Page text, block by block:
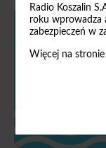
Radio Koszalin
roku wprowadza
zabezpieczeń w
Więcej na stronie